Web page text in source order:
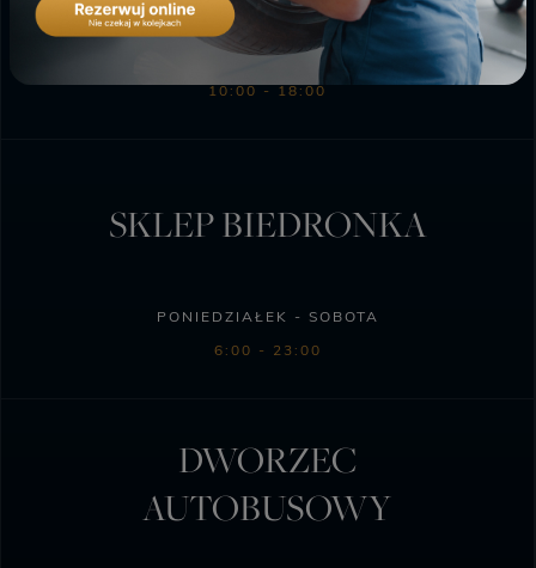
9:00 - 20:00
NIEDZIELA HANDLOWA
10:00 - 18:00
SKLEP BIEDRONKA
PONIEDZIAŁEK - SOBOTA
6:00 - 23:00
DWORZEC
AUTOBUSOWY